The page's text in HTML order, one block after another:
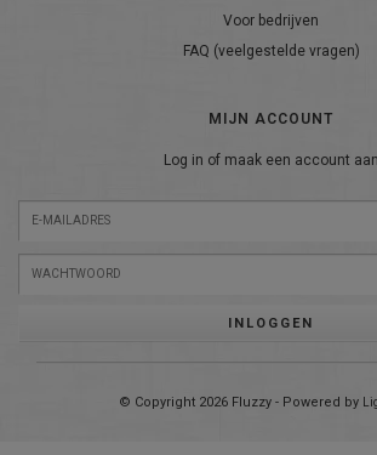
Voor bedrijven
FAQ (veelgestelde vragen)
MIJN ACCOUNT
Log in of maak een account aan
INLOGGEN
© Copyright 2026 Fluzzy - Powered by